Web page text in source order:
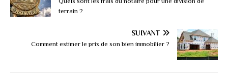
terrain ?
SUIVANT
Comment estimer le prix de son bien immobilier ?